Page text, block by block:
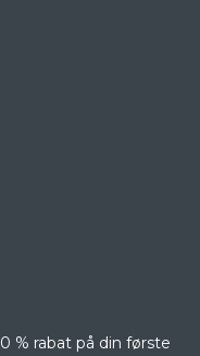
% rabat på din første